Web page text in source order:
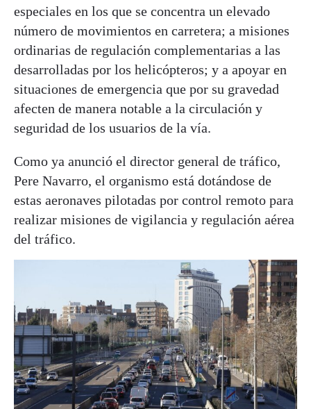
especiales en los que se concentra un elevado
número de movimientos en carretera; a misiones
ordinarias de regulación complementarias a las
desarrolladas por los helicópteros; y a apoyar en
situaciones de emergencia que por su gravedad
afecten de manera notable a la circulación y
seguridad de los usuarios de la vía.
Como ya anunció el director general de tráfico,
Pere Navarro, el organismo está dotándose de
estas aeronaves pilotadas por control remoto para
realizar misiones de vigilancia y regulación aérea
del tráfico.